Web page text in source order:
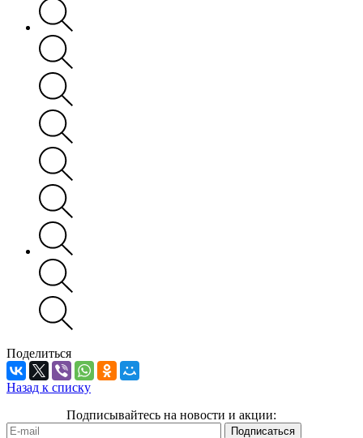
Поделиться
Назад к списку
Подписывайтесь на новости и акции: